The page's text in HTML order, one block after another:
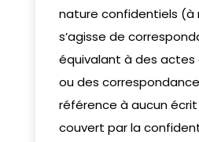
nature confidentiels (à
s’agisse de
équivalant à des actes
ou des
référence à aucun
couvert par la